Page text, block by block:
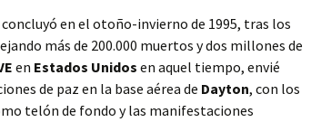
concluyó en el otoño-invierno de 1995, tras los
más de 200.000 muertos y dos millones de
en Estados Unidos en aquel tiempo, envié
de paz en la base aérea de Dayton, con los
telón de fondo y las manifestaciones